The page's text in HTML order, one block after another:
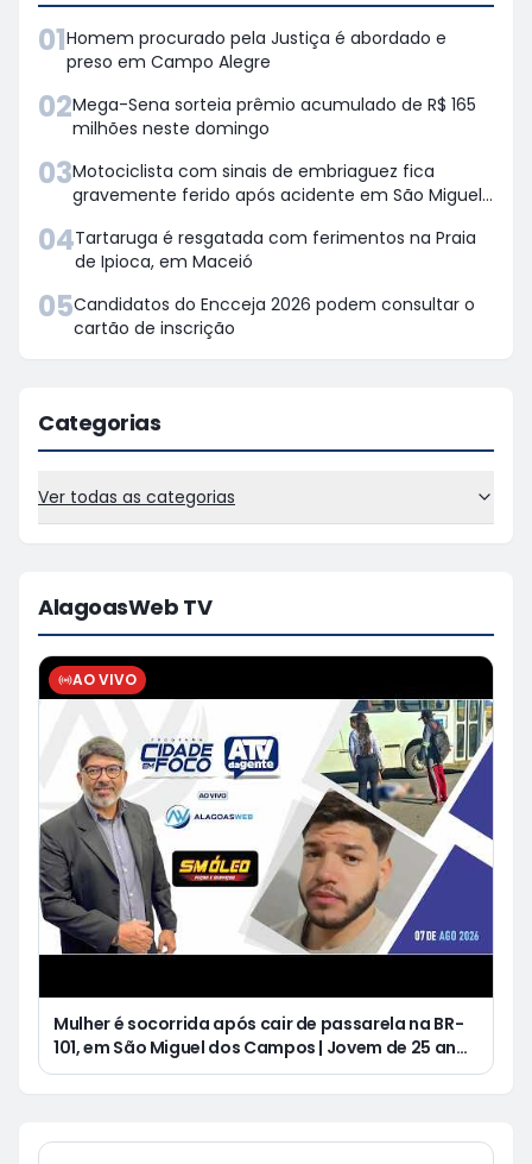
01Homem procurado pela Justiça é abordado e
preso em Campo Alegre
02Mega-Sena sorteia prêmio acumulado de R$ 165
milhões neste domingo
03Motociclista com sinais de embriaguez fica
gravemente ferido após acidente em São Miguel
04Tartaruga é resgatada com ferimentos na Praia
de Ipioca, em Maceió
05Candidatos do Encceja 2026 podem consultar o
cartão de inscrição
Categorias
Ver todas as categorias
AlagoasWeb TV
AO VIVO
Mulher é socorrida após cair de passarela na BR-
101, em São Miguel dos Campos | Jovem de 25 anos
morre após acidente de moto no Distrito